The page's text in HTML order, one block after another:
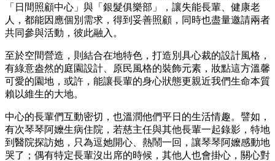
「日間照顧中心」與「銀髮俱樂部」，讓失能長輩、健康老
人，都能因應個別需求，得到妥善照顧，同時也盡量邀請兩者
共同參與活動，彼此融入。
至於空間營造，則結合在地特色，打造別具心裁的設計風格，
有綠意盎然的庭園設計、原民風格的裝飾元素，妝點這方溫馨
可愛的園地，或許，能讓長輩的身心狀態更親近我們生命本質
賴以維生的大地。
中心的長輩們互動密切，也溫潤他們平日的生活情趣。譬如，
有次琴琴阿嬤生病住院，若慈主任與其他長輩一起錄影，特地
到醫院探訪她，只為逗她開心、熱鬧一回，讓琴琴阿嬤感動地
哭了；偶有特定長輩沒出席的時候，其他人也會掛心，關心對